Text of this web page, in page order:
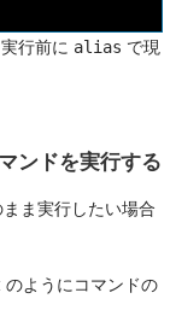
行前に alias で現
ンドを実行する
ま実行したい場合
のようにコマンドの